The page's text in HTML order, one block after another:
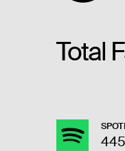
Total